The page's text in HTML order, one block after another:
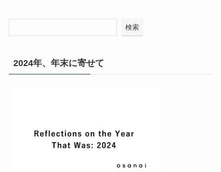
検索
2024年、年末に寄せて